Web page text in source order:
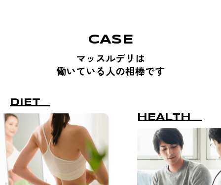
CASE
マッスルデリは
働いている人の相棒です
DIET
HEALTH